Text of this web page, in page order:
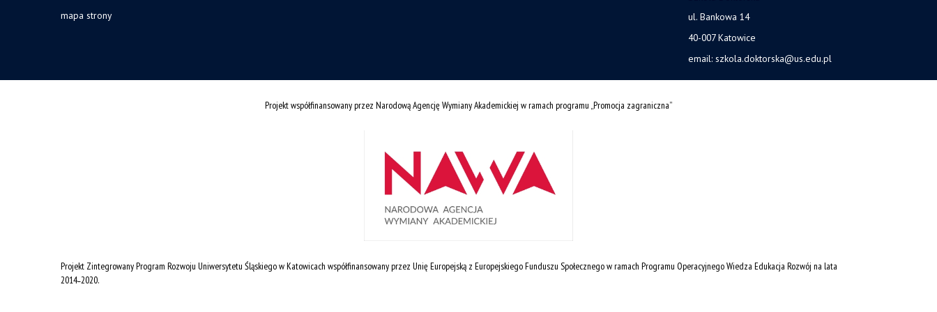
mapa strony
ul. Bankowa 14
40-007 Katowice
email: szkola.doktorska@us.edu.pl
Projekt współfinansowany przez Narodową Agencję Wymiany Akademickiej w ramach programu „Promocja zagraniczna”
Projekt Zintegrowany Program Rozwoju Uniwersytetu Śląskiego w Katowicach współfinansowany przez Unię Europejską z Europejskiego Funduszu Społecznego w ramach Programu Operacyjnego Wiedza Edukacja Rozwój na lata
2014˗2020.